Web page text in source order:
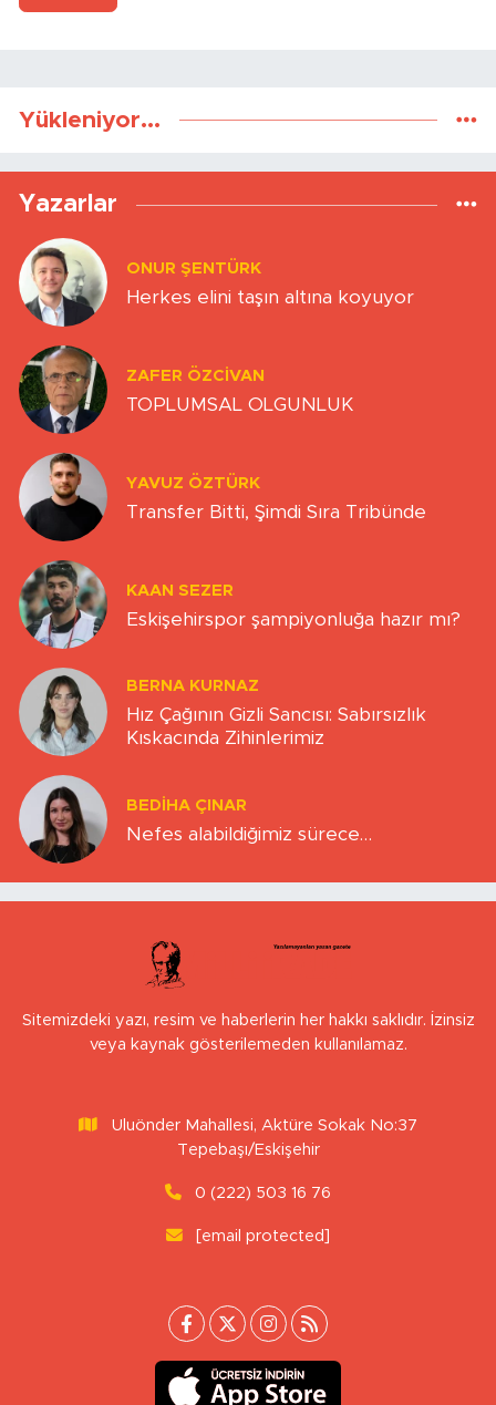
Yükleniyor...
Yazarlar
ONUR ŞENTÜRK
Herkes elini taşın altına koyuyor
ZAFER ÖZCIVAN
TOPLUMSAL OLGUNLUK
YAVUZ ÖZTÜRK
Transfer Bitti, Şimdi Sıra Tribünde
KAAN SEZER
Eskişehirspor şampiyonluğa hazır mı?
BERNA KURNAZ
Hız Çağının Gizli Sancısı: Sabırsızlık
Kıskacında Zihinlerimiz
BEDIHA ÇINAR
Nefes alabildiğimiz sürece…
Sitemizdeki yazı, resim ve haberlerin her hakkı saklıdır. İzinsiz
veya kaynak gösterilemeden kullanılamaz.
Uluönder Mahallesi, Aktüre Sokak No:37
Tepebaşı/Eskişehir
0 (222) 503 16 76
[email protected]